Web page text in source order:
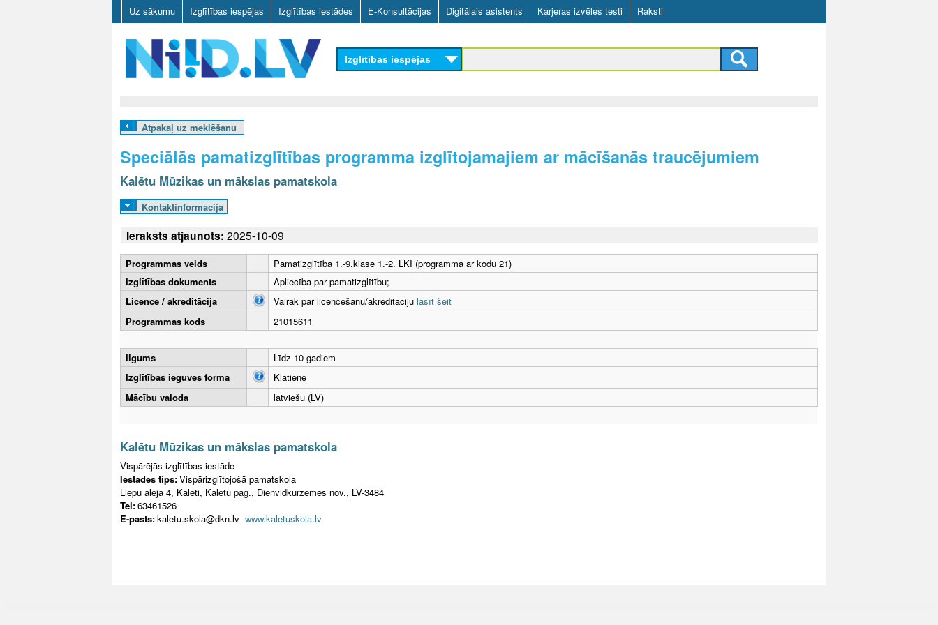
Skip
to
main
content
Uz sākumu Izglītības iespējas Izglītības iestādes E-Konsultācijas Digitālais asistents Karjeras izvēles testi Raksti
D
V
Izglītības iespējas
Atpakaļ uz meklēšanu
Speciālās pamatizglītības programma izglītojamajiem ar mācīšanās traucējumiem
Kalētu Mūzikas un mākslas pamatskola
Kontaktinformācija
Ieraksts atjaunots: 2025-10-09
Programmas veids
Pamatizglītība 1.-9.klase 1.-2. LKI (programma ar kodu 21)
Izglītības dokuments
Apliecība par pamatizglītību;
Licence / akreditācija
Vairāk par licencēšanu/akreditāciju lasīt šeit
Programmas kods
21015611
Ilgums
Līdz 10 gadiem
Izglītības ieguves forma
Klātiene
Mācību valoda
latviešu (LV)
Kalētu Mūzikas un mākslas pamatskola
Vispārējās izglītības iestāde
Iestādes tips:Vispārizglītojošā pamatskola
Liepu aleja 4, Kalēti, Kalētu pag., Dienvidkurzemes nov., LV-3484
Tel:63461526
E-pasts:kaletu.skola@dkn.lv www.kaletuskola.lv